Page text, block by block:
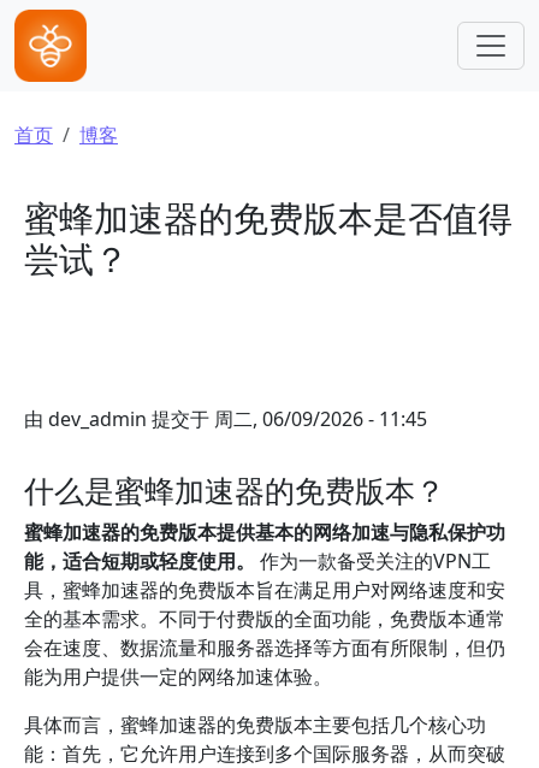
跳转到主要内容
面包屑
首页 博客
蜜蜂加速器的免费版本是否值得
尝试？
由 dev_admin 提交于 周二, 06/09/2026 - 11:45
什么是蜜蜂加速器的免费版本？
蜜蜂加速器的免费版本提供基本的网络加速与隐私保护功
能，适合短期或轻度使用。
作为一款备受关注的VPN工
具，蜜蜂加速器的免费版本旨在满足用户对网络速度和安
全的基本需求。不同于付费版的全面功能，免费版本通常
会在速度、数据流量和服务器选择等方面有所限制，但仍
能为用户提供一定的网络加速体验。
具体而言，蜜蜂加速器的免费版本主要包括几个核心功
能：首先，它允许用户连接到多个国际服务器，从而突破